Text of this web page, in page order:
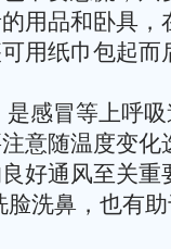
用品和卧具，
用纸巾包起而
感冒等上呼
意随温度变化
好通风至关重
洗鼻，也有